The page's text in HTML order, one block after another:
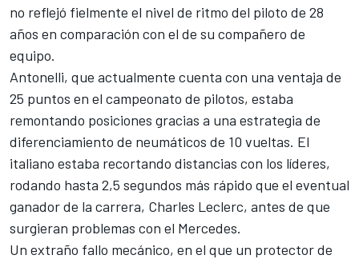
no reflejó fielmente el nivel de ritmo del piloto de 28
años en comparación con el de su compañero de
equipo.
Antonelli, que actualmente cuenta con una ventaja de
25 puntos en el campeonato de pilotos, estaba
remontando posiciones gracias a una estrategia de
diferenciamiento de neumáticos de 10 vueltas. El
italiano estaba recortando distancias con los líderes,
rodando hasta 2,5 segundos más rápido que el eventual
ganador de la carrera, Charles Leclerc, antes de que
surgieran problemas con el Mercedes.
Un extraño fallo mecánico, en el que un protector de